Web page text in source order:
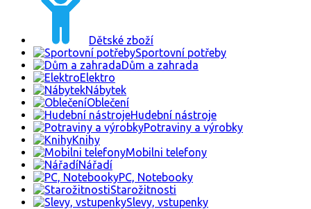
Dětské zboží
Sportovní potřeby
Dům a zahrada
Elektro
Nábytek
Oblečení
Hudební nástroje
Potraviny a výrobky
Knihy
Mobilni telefony
Nářadí
PC, Notebooky
Starožitnosti
Slevy, vstupenky